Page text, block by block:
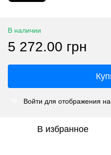
В наличии
5 272.00 грн
Войти для отображения
В избранное